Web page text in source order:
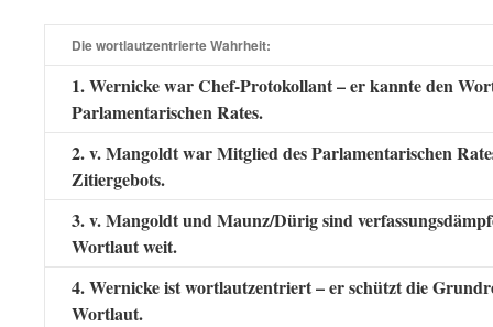
Die wortlautzentrierte Wahrheit:
1. Wernicke war Chef-Protokollant – er kannte den
Parlamentarischen Rates.
2. v. Mangoldt war Mitglied des Parlamentarischen
Zitiergebots.
3. v. Mangoldt und Maunz/Dürig sind
Wortlaut weit.
4. Wernicke ist wortlautzentriert – er schützt die
Wortlaut.